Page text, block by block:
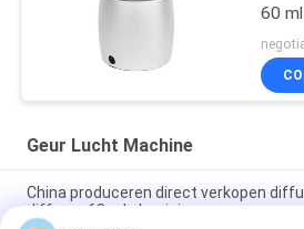
60
Geur Lucht Machine
China produceren direct verkopen
diffuser 60 ml aluminium